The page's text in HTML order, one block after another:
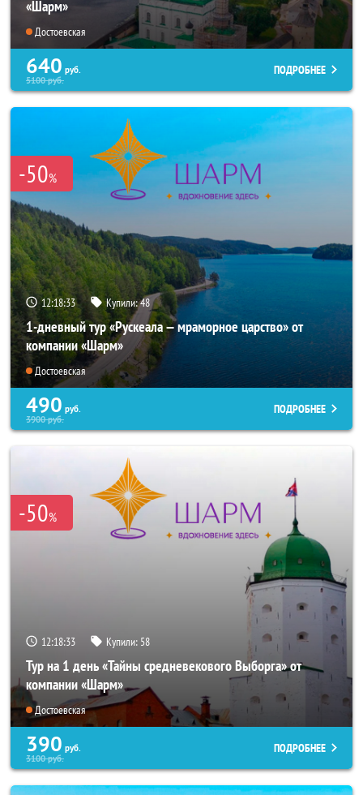
«Шарм»
Достоевская
640 руб.
5100руб.
ПОДРОБНЕЕ
-50%
12:18:32 Купили:48
1-дневный тур «Рускеала — мраморное царство» от
компании «Шарм»
Достоевская
490 руб.
3900руб.
ПОДРОБНЕЕ
-50%
12:18:32 Купили: 58
Тур на 1 день «Тайны средневекового Выборга» от
компании «Шарм»
Достоевская
390 руб.
3100руб.
ПОДРОБНЕЕ